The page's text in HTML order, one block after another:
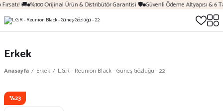
🚚 %100 Orijinal Ürün & Distribütör Garantisi 🛡️ Güvenli Ödeme Altyapısı & 6
Erkek
Anasayfa Erkek L.G.R - Reunion Black - Güneş Gözlüğü - 22
%23